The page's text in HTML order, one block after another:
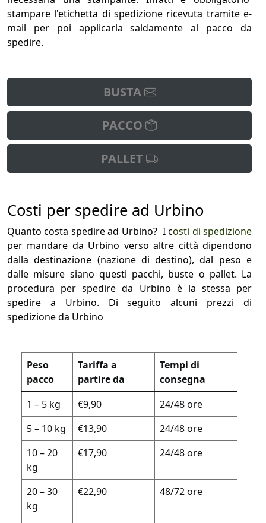
stampare l'etichetta di spedizione ricevuta tramite e-
mail per poi applicarla saldamente al pacco da
spedire.
BUSTA
PACCO
PALLET
Costi per spedire ad Urbino
Quanto costa spedire ad Urbino? I costi di spedizione
per mandare da Urbino verso altre città dipendono
dalla destinazione (nazione di destino), dal peso e
dalle misure siano questi pacchi, buste o pallet. La
procedura per spedire da Urbino è la stessa per
spedire a Urbino. Di seguito alcuni prezzi di
spedizione da Urbino
Peso
pacco
Tariffa a
partire da
Tempi di
consegna
1 – 5 kg
€9,90
24/48 ore
5 – 10 kg
€13,90
24/48 ore
10 – 20
kg
€17,90 24/48 ore
20 – 30
kg
€22,90 48/72 ore